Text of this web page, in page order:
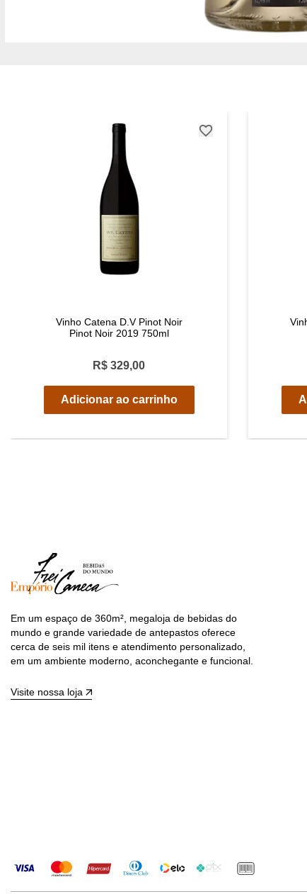
Vinho Catena D.V Pinot Noir
Pinot Noir 2019 750ml
R$ 329,00
Adicionar ao carrinho
Em um espaço de 360m², megaloja de bebidas do
mundo e grande variedade de antepastos oferece
cerca de seis mil itens e atendimento personalizado,
em um ambiente moderno, aconchegante e funcional.
Visite nossa loja